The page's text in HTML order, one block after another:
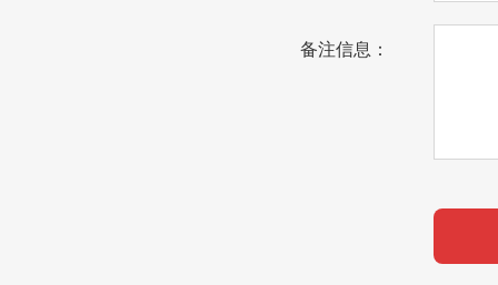
备注信息：